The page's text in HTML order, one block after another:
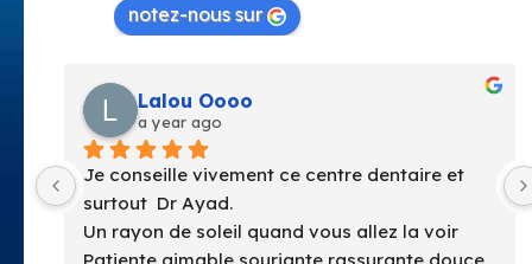
notez-nous sur
anne perrie
a year ago
Facile d’acces Centre très propre et très
lumineux